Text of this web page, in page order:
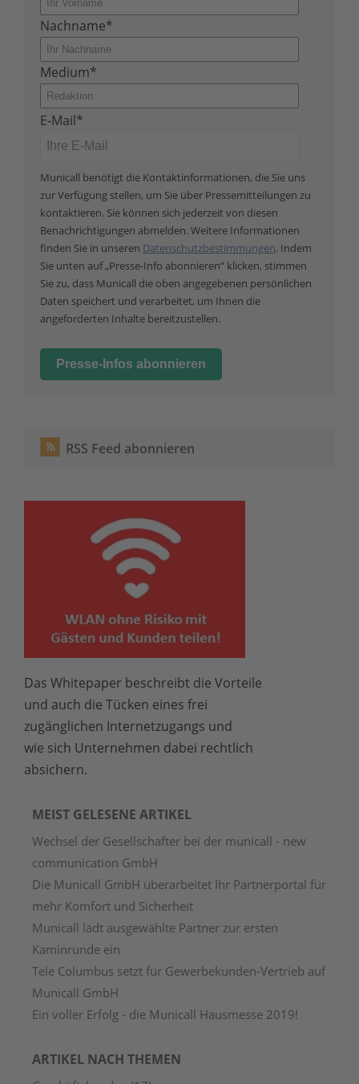
Nachname*
Medium*
E-Mail*
Municall benötigt die Kontaktinformationen, die Sie uns
zur Verfügung stellen, um Sie über Pressemitteilungen zu
kontaktieren. Sie können sich jederzeit von diesen
Benachrichtigungen abmelden. Weitere Informationen
finden Sie in unseren Datenschutzbestimmungen. Indem
Sie unten auf „Presse-Info abonnieren“ klicken, stimmen
Sie zu, dass Municall die oben angegebenen persönlichen
Daten speichert und verarbeitet, um Ihnen die
angeforderten Inhalte bereitzustellen.
RSS Feed abonnieren
Das Whitepaper beschreibt die Vorteile
und auch die Tücken eines frei
zugänglichen Internetzugangs und
wie sich Unternehmen dabei rechtlich
absichern.
MEIST GELESENE ARTIKEL
Wechsel der Gesellschafter bei der municall - new
communication GmbH
Die Municall GmbH überarbeitet Ihr Partnerportal für
mehr Komfort und Sicherheit
Municall lädt ausgewählte Partner zur ersten
Kaminrunde ein
Tele Columbus setzt für Gewerbekunden-Vertrieb auf
Municall GmbH
Ein voller Erfolg - die Municall Hausmesse 2019!
ARTIKEL NACH THEMEN